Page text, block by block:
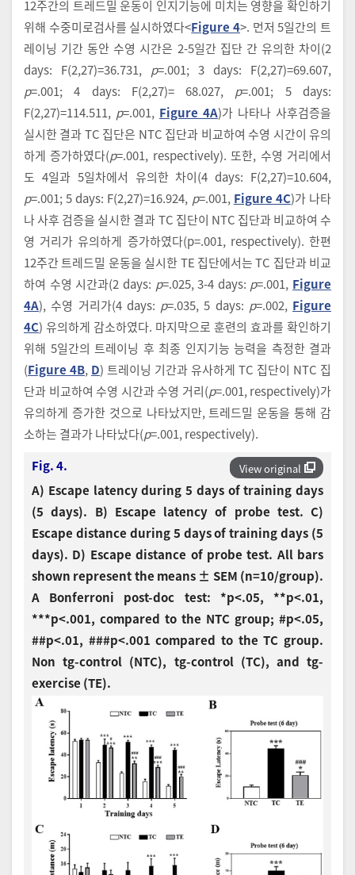
12주간의 트레드밀 운동이 인지기능에 미치는 영향을 확인하기
위해 수중미로검사를 실시하였다<Figure 4>. 먼저 5일간의 트
레이닝 기간 동안 수영 시간은 2-5일간 집단 간 유의한 차이(2
days: F(2,27)=36.731, p=.001; 3 days: F(2,27)=69.607,
p=.001; 4 days: F(2,27)= 68.027, p=.001; 5 days:
F(2,27)=114.511, p=.001, Figure 4A)가 나타나 사후검증을
실시한 결과 TC 집단은 NTC 집단과 비교하여 수영 시간이 유의
하게 증가하였다(p=.001, respectively). 또한, 수영 거리에서
도 4일과 5일차에서 유의한 차이(4 days: F(2,27)=10.604,
p=.001; 5 days: F(2,27)=16.924, p=.001, Figure 4C)가 나타
나 사후 검증을 실시한 결과 TC 집단이 NTC 집단과 비교하여 수
영 거리가 유의하게 증가하였다(p=.001, respectively). 한편
12주간 트레드밀 운동을 실시한 TE 집단에서는 TC 집단과 비교
하여 수영 시간과(2 days: p=.025, 3-4 days: p=.001, Figure
4A), 수영 거리가(4 days: p=.035, 5 days: p=.002, Figure
4C) 유의하게 감소하였다. 마지막으로 훈련의 효과를 확인하기
위해 5일간의 트레이닝 후 최종 인지기능 능력을 측정한 결과
(Figure 4B, D) 트레이닝 기간과 유사하게 TC 집단이 NTC 집
단과 비교하여 수영 시간과 수영 거리(p=.001, respectively)가
유의하게 증가한 것으로 나타났지만, 트레드밀 운동을 통해 감
소하는 결과가 나타났다(p=.001, respectively).
View original
Fig. 4.
A) Escape latency during 5 days of training days
(5 days). B) Escape latency of probe test. C)
Escape distance during 5 days of training days (5
days). D) Escape distance of probe test. All bars
shown represent the means ± SEM (n=10/group).
A Bonferroni post-doc test: *p<.05, **p<.01,
***p<.001, compared to the NTC group; #p<.05,
##p<.01, ###p<.001 compared to the TC group.
Non tg-control (NTC), tg-control (TC), and tg-
exercise (TE).